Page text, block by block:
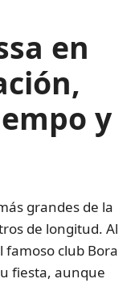
en
y
grandes de la
de longitud. Al
famoso club Bora
fiesta, aunque